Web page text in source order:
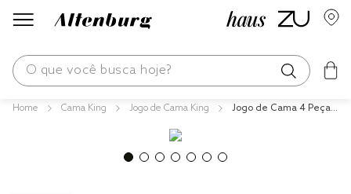
O que você busca hoje?
Cama King Jogo de Cama King
Jogo de Cama 4 Peças